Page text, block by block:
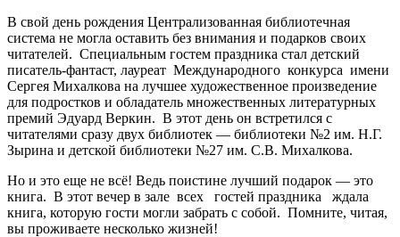
В свой день рождения Централизованная библиотечная
система не могла оставить без внимания и подарков своих
читателей. Специальным гостем праздника стал детский
писатель-фантаст, лауреат Международного конкурса имени
Сергея Михалкова на лучшее художественное произведение
для подростков и обладатель множественных литературных
премий Эдуард Веркин. В этот день он встретился с
читателями сразу двух библиотек ­— библиотеки №2 им. Н.Г.
Зырина и детской библиотеки №27 им. С.В. Михалкова.
Но и это еще не всё! Ведь поистине лучший подарок — это
книга. В этот вечер в зале всех гостей праздника ждала
книга, которую гости могли забрать с собой. Помните, читая,
вы проживаете несколько жизней!